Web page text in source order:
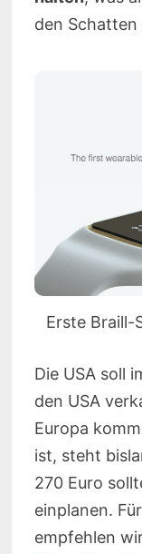
den Schatten
Erste
Die USA soll
den USA
Europa
ist, steht
270 Euro
einplanen.
empfehlen